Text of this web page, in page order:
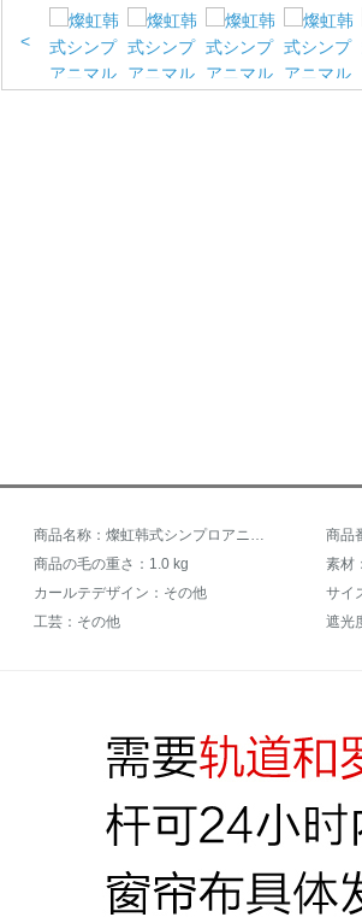
<
商品
商品の毛の重さ：1.0 kg
素材
カールテデザイン：その他
サイ
工芸：その他
遮光